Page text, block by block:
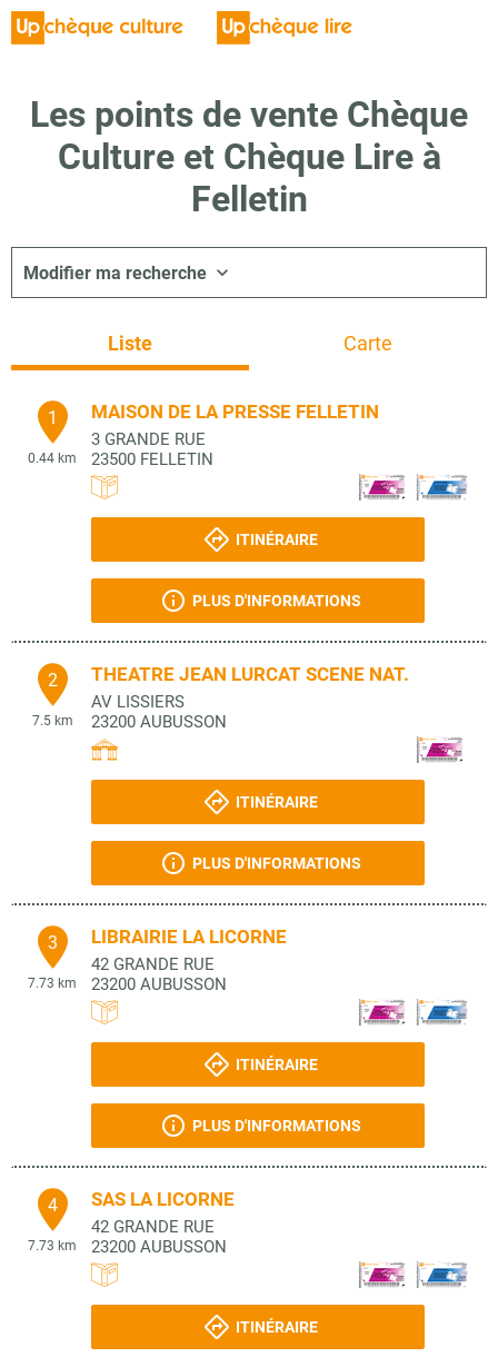
Les points de vente Chèque
Culture et Chèque Lire à
Felletin
Modifier ma recherche
Liste Carte
1
0.44 km
MAISON DE LA PRESSE FELLETIN
3 GRANDE RUE
23500 FELLETIN
ITINÉRAIRE
PLUS D'INFORMATIONS
2
7.5 km
THEATRE JEAN LURCAT SCENE NAT.
AV LISSIERS
23200 AUBUSSON
ITINÉRAIRE
PLUS D'INFORMATIONS
3
7.73 km
LIBRAIRIE LA LICORNE
42 GRANDE RUE
23200 AUBUSSON
ITINÉRAIRE
PLUS D'INFORMATIONS
4
7.73 km
SAS LA LICORNE
42 GRANDE RUE
23200 AUBUSSON
ITINÉRAIRE